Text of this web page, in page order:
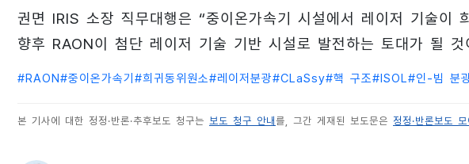
권면 IRIS 소장 직무대행은 “중이온가속기 시설에서 레이저 기술이
향후 RAON이 첨단 레이저 기술 기반 시설로 발전하는 토대가 될 것
#RAON#중이온가속기 #희귀동위원소#레이저분광#CLaSsy#핵 구조# ISOL#인-빔 분
본 기사에 대한 정정·반론·추후보도 청구는 보도 청구 안내 를, 그간 게재된 보도문은 정정·반론보도 모